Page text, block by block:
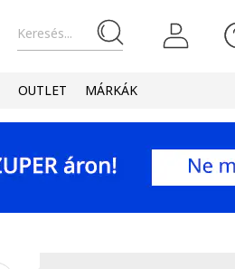
Keresés...
OUTLET MÁRKÁK